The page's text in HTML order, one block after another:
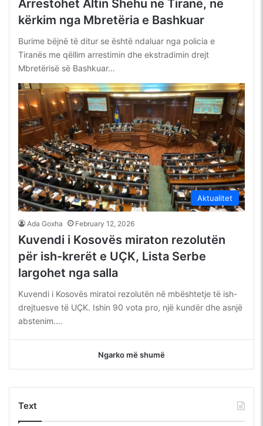
kërkim nga Mbretëria e Bashkuar
Burime bëjnë të ditur se është ndaluar nga policia e
Tiranës me qëllim arrestimin dhe ekstradimin drejt
Mbretërisë së Bashkuar…
Aktualitet
Ada Goxha February 12, 2026
Kuvendi i Kosovës miraton rezolutën
për ish-krerët e UÇK, Lista Serbe
largohet nga salla
Kuvendi i Kosovës miratoi rezolutën në mbështetje të ish-
drejtuesve të UÇK. Ishin 90 vota pro, një kundër dhe asnjë
abstenim.…
Ngarko më shumë